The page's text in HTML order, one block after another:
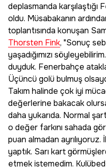
deplasmanda
oldu. Müsabakanın
toplantısında konuşan
Thorsten Fink, "Sonuç
yaşadığımızı
duyduk. Fenerbahçe
Üçüncü golü bulmuş
Takım halinde çok iyi
değerlerine bakacak
daha yukarıda. Normal
o değer farkını sahada
puan almadan
yaptık. Sarı kart
etmek istemedim.